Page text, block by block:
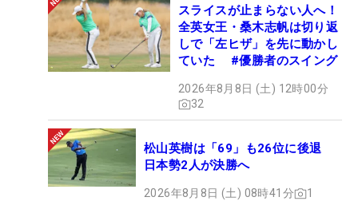
スライスが止まらない人へ！
全英女王・桑木志帆は切り返
しで「左ヒザ」を先に動かし
ていた #優勝者のスイング
2026年8月8日 (土) 12時00分
32
松山英樹は「69」も26位に後退
日本勢2人が決勝へ
2026年8月8日 (土) 08時41分 1